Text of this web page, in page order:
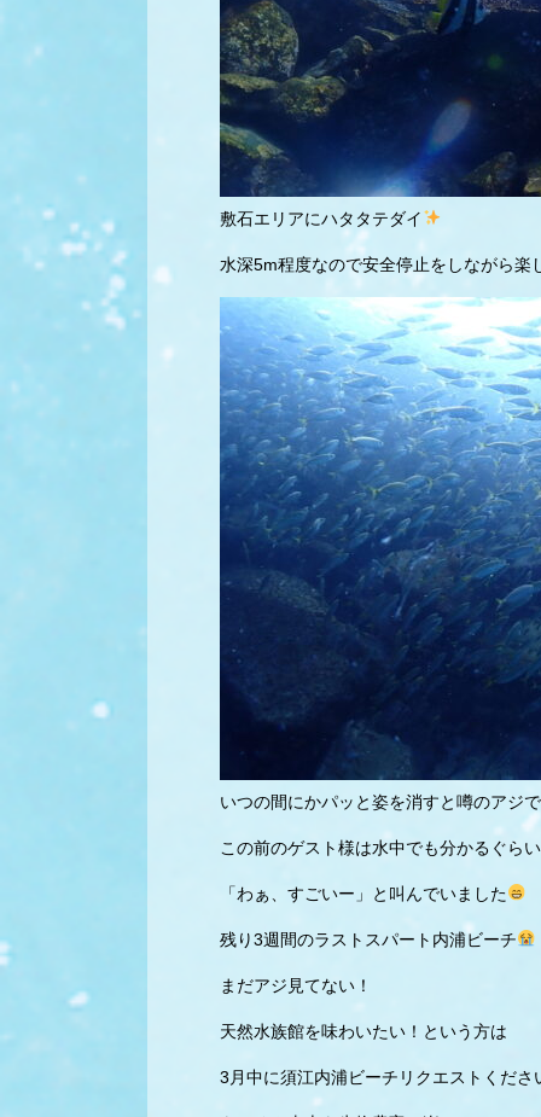
敷石エリアにハタタテダイ
水深5m程度なので安全停止をしながら楽
いつの間にかパッと姿を消すと噂のアジ
この前のゲスト様は水中でも分かるぐらい
「わぁ、すごいー」と叫んでいました
残り3週間のラストスパート内浦ビーチ
まだアジ見てない！
天然水族館を味わいたい！という方は
3月中に須江内浦ビーチリクエストくださ